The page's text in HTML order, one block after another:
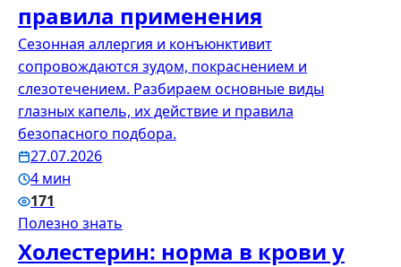
правила применения
Сезонная аллергия и конъюнктивит
сопровождаются зудом, покраснением и
слезотечением. Разбираем основные виды
глазных капель, их действие и правила
безопасного подбора.
27.07.2026
4 мин
171
Полезно знать
Холестерин: норма в крови у